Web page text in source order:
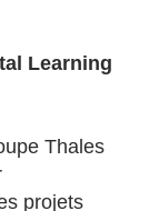
Learning
Thales
projets